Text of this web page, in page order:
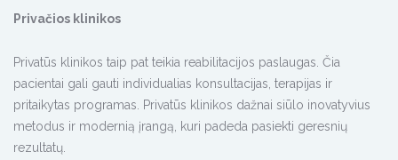
Privačios klinikos
Privatūs klinikos taip pat teikia reabilitacijos paslaugas. Čia
pacientai gali gauti individualias konsultacijas, terapijas ir
pritaikytas programas. Privatūs klinikos dažnai siūlo inovatyvius
metodus ir modernią įrangą, kuri padeda pasiekti geresnių
rezultatų.